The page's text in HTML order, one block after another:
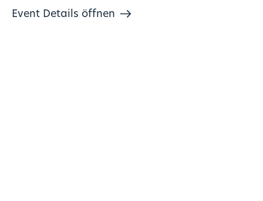
Event Details öffnen